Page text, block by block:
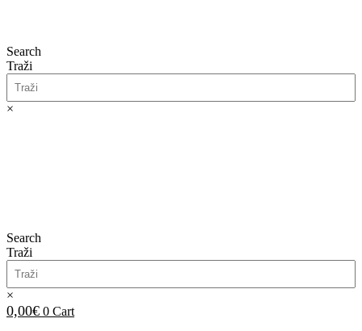
Search
Traži
×
Search
Traži
×
0,00€ 0 Cart